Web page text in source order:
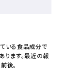
いる食品成分で
ります。最近の報
後。